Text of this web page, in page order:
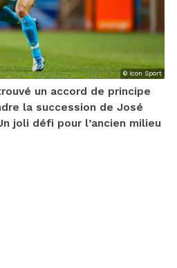
© Icon Sport
un accord de principe
la succession de José
joli défi pour l’ancien milieu